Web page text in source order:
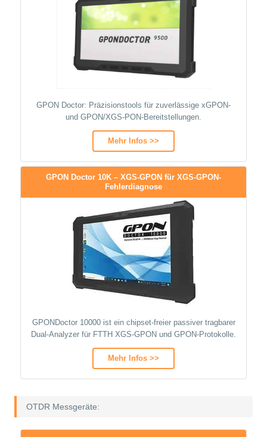
GPON Doctor: Präzisionstools für zuverlässige xGPON-
und GPON/XGS-PON-Bereitstellungen.
Mehr Infos >>
GPON Doctor 10K – XGS-GPON für XGS-GPON-
Fehlerdiagnose
GPONDoctor 10000 ist ein chipset-freier passiver tragbarer
Dual-Analyzer für FTTH XGS-GPON und GPON-Protokolle.
Mehr Infos >>
OTDR Messgeräte: